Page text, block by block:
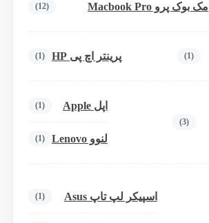
مک بوک پرو Macbook Pro (12)
(1) پرینتر اچ پی HP (1)
(3)
اپل Apple (1)
لنوو Lenovo (1)
اسپیکر لپ تاپ Asus (1)